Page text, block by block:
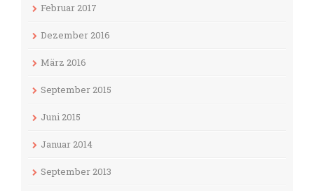
Februar 2017
Dezember 2016
März 2016
September 2015
Juni 2015
Januar 2014
September 2013